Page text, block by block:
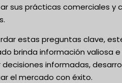
sus prácticas comerciales y
estas preguntas clave,
brinda información valiosa
informadas,
el mercado con éxito.